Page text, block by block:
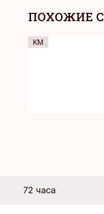
ПОХОЖИЕ
KM
72 часа